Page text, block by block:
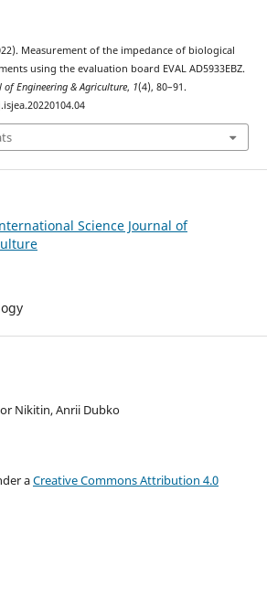
Measurement of the impedance of biological
using the evaluation board EVAL AD5933EBZ.
of Engineering & Agriculture, 1(4), 80–91.
Science Journal of
Nikitin, Anrii Dubko
aCreative Commons Attribution 4.0